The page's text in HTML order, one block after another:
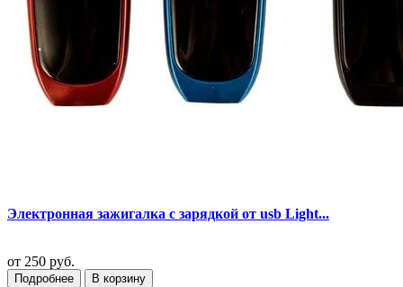
Электронная зажигалка с зарядкой от usb Light...
от 250 руб.
Подробнее В корзину